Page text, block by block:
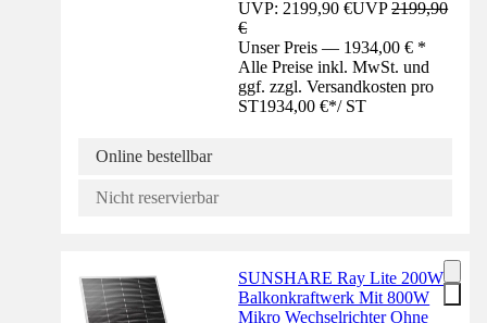
UVP: 2199,90 €UVP2199,90
€
Unser Preis — 1934,00 € *
Alle Preise inkl. MwSt. und
ggf. zzgl. Versandkosten pro
ST1934,00 €*/ ST
Online bestellbar
Nicht reservierbar
SUNSHARE Ray Lite 200W
Balkonkraftwerk Mit 800W
Mikro Wechselrichter Ohne